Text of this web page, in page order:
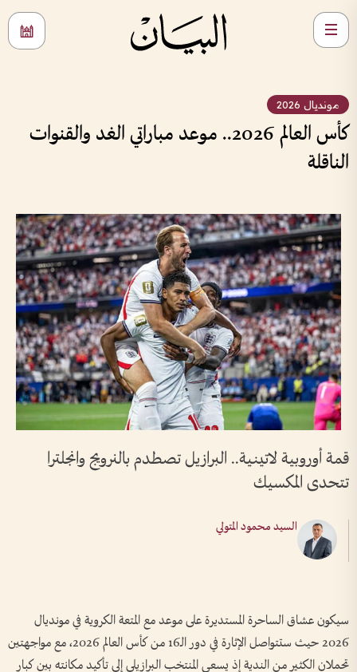
مونديال 2026
كأس العالم 2026.. موعد مباراتي الغد والقنوات
الناقلة
قمة أوروبية لاتينية.. البرازيل تصطدم بالنرويج وانجلترا
تتحدى المكسيك
السيد محمود المتولي
سيكون عشاق الساحرة المستديرة على موعد مع المتعة الكروية في مونديال
2026 حيث ستتواصل الإثارة في دور الـ16 من كأس العالم 2026، مع مواجهتين
تحملان الكثير من الندية إذ يسعى المنتخب البرازيلي إلى تأكيد مكانته بين كبار